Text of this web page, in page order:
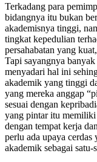
Terkadang para
bidangnya itu bukan
akademisnya tinggi,
tingkat kepedulian
persahabatan yang
Tapi sayangnya
menyadari hal ini
akademik yang tinggi
yang mereka anggap
sesuai dengan
yang pintar itu memiliki
dengan tempat kerja
perlu ada upaya cerdas
akademik sebagai